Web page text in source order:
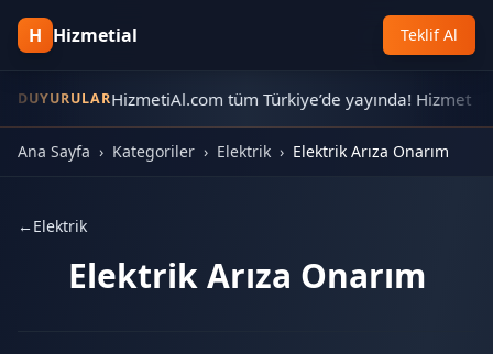
H Hizmetial Teklif Al
DUYURULAR
Yeni Kayıt:HizmetiAl.com tüm Türkiye’de yayında! Hizmet
Ana Sayfa › Kategoriler › Elektrik › Elektrik Arıza Onarım
←Elektrik
Elektrik Arıza Onarım